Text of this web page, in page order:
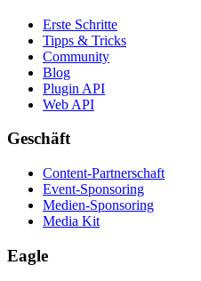
Erste Schritte
Tipps & Tricks
Community
Blog
Plugin API
Web API
Geschäft
Content-Partnerschaft
Event-Sponsoring
Medien-Sponsoring
Media Kit
Eagle